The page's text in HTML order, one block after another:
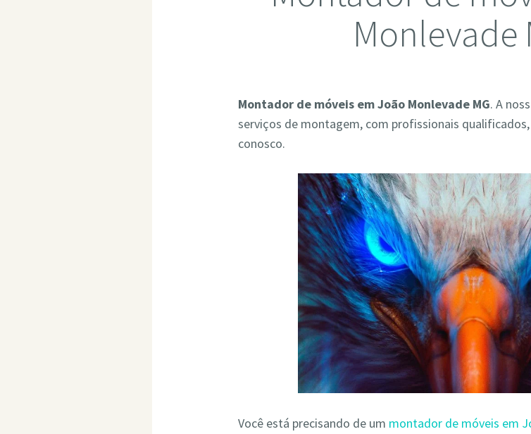
Monlevade
Montador de móveis em João Monlevade MG. A
serviços de montagem, com profissionais
conosco.
Você está precisando de um montador de móveis em